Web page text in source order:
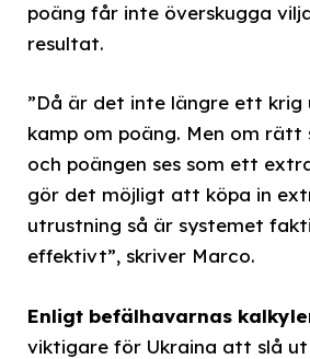
poäng får inte överskugga
resultat.
”Då är det inte längre ett krig
kamp om poäng. Men om rätt
och poängen ses som ett
gör det möjligt att köpa in
utrustning så är systemet
effektivt”, skriver Marco.
Enligt befälhavarnas
viktigare för Ukraina att slå